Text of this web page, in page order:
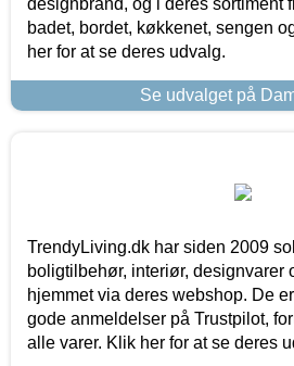
badet, bordet, køkkenet, sengen
her for at se deres udvalg.
Se udvalget på
TrendyLiving.dk har siden 2009
boligtilbehør, interiør, designvarer
hjemmet via deres webshop. De
gode anmeldelser på Trustpilot,
alle varer. Klik her for at se deres